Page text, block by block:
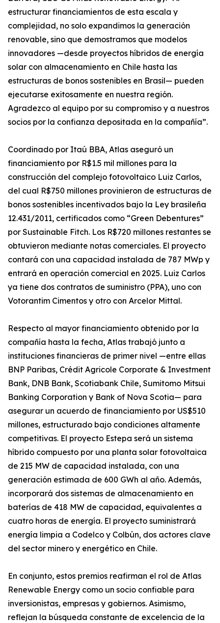
estructurar financiamientos de esta escala y
complejidad, no solo expandimos la generación
renovable, sino que demostramos que modelos
innovadores —desde proyectos híbridos de energía
solar con almacenamiento en Chile hasta las
estructuras de bonos sostenibles en Brasil— pueden
ejecutarse exitosamente en nuestra región.
Agradezco al equipo por su compromiso y a nuestros
socios por la confianza depositada en la compañía”.
Coordinado por Itaú BBA, Atlas aseguró un
financiamiento por R$1.5 mil millones para la
construcción del complejo fotovoltaico Luiz Carlos,
del cual R$750 millones provinieron de estructuras de
bonos sostenibles incentivados bajo la Ley brasileña
12.431/2011, certificados como “Green Debentures”
por Sustainable Fitch. Los R$720 millones restantes se
obtuvieron mediante notas comerciales. El proyecto
contará con una capacidad instalada de 787 MWp y
entrará en operación comercial en 2025. Luiz Carlos
ya tiene dos contratos de suministro (PPA), uno con
Votorantim Cimentos y otro con Arcelor Mittal.
Respecto al mayor financiamiento obtenido por la
compañía hasta la fecha, Atlas trabajó junto a
instituciones financieras de primer nivel —entre ellas
BNP Paribas, Crédit Agricole Corporate & Investment
Bank, DNB Bank, Scotiabank Chile, Sumitomo Mitsui
Banking Corporation y Bank of Nova Scotia— para
asegurar un acuerdo de financiamiento por US$510
millones, estructurado bajo condiciones altamente
competitivas. El proyecto Estepa será un sistema
híbrido compuesto por una planta solar fotovoltaica
de 215 MW de capacidad instalada, con una
generación estimada de 600 GWh al año. Además,
incorporará dos sistemas de almacenamiento en
baterías de 418 MW de capacidad, equivalentes a
cuatro horas de energía. El proyecto suministrará
energía limpia a Codelco y Colbún, dos actores clave
del sector minero y energético en Chile.
En conjunto, estos premios reafirman el rol de Atlas
Renewable Energy como un socio confiable para
inversionistas, empresas y gobiernos. Asimismo,
reflejan la búsqueda constante de excelencia de la